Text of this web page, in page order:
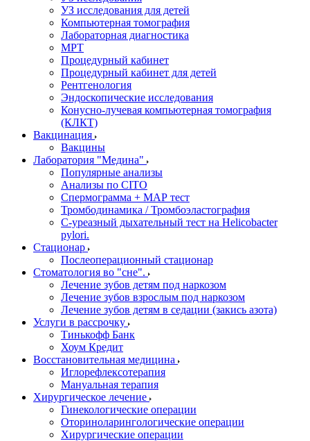
УЗ исследования для детей
Компьютерная томография
Лабораторная диагностика
МРТ
Процедурный кабинет
Процедурный кабинет для детей
Рентгенология
Эндоскопические исследования
Конусно-лучевая компьютерная томография
(КЛКТ)
Вакцинация
Вакцины
Лаборатория "Медина"
Популярные анализы
Анализы по CITO
Спермограмма + МАР тест
Тромбодинамика / Тромбоэластография
С-уреазный дыхательный тест на Helicobacter
pylori.
Стационар
Послеоперационный стационар
Стоматология во "сне".
Лечение зубов детям под наркозом
Лечение зубов взрослым под наркозом
Лечение зубов детям в седации (закись азота)
Услуги в рассрочку
Тинькофф Банк
Хоум Кредит
Восстановительная медицина
Иглорефлексотерапия
Мануальная терапия
Хирургическое лечение
Гинекологические операции
Оториноларингологические операции
Хирургические операции